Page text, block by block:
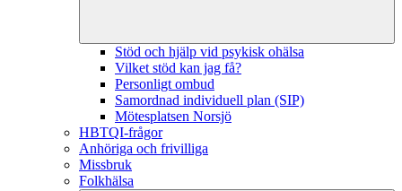
Stöd och hjälp vid psykisk ohälsa
Vilket stöd kan jag få?
Personligt ombud
Samordnad individuell plan (SIP)
Mötesplatsen Norsjö
HBTQI-frågor
Anhöriga och frivilliga
Missbruk
Folkhälsa